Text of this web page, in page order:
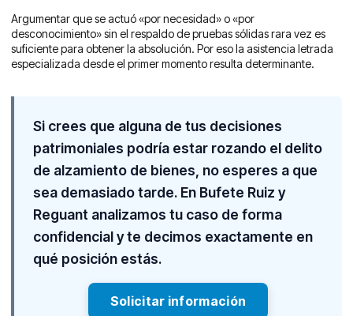
Argumentar que se actuó «por necesidad» o «por
desconocimiento» sin el respaldo de pruebas sólidas rara vez es
suficiente para obtener la absolución. Por eso la asistencia letrada
especializada desde el primer momento resulta determinante.
Si crees que alguna de tus decisiones
patrimoniales podría estar rozando el delito
de alzamiento de bienes, no esperes a que
sea demasiado tarde. En Bufete Ruiz y
Reguant analizamos tu caso de forma
confidencial y te decimos exactamente en
qué posición estás.
Solicitar información